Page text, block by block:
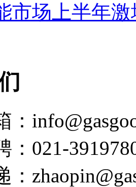
市场上半年激
：
：021-
：